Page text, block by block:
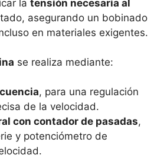
la tensión necesaria al
asegurando un bobinado
en materiales exigentes.
se realiza mediante:
, para una regulación
de la velocidad.
con contador de pasadas,
y potenciómetro de